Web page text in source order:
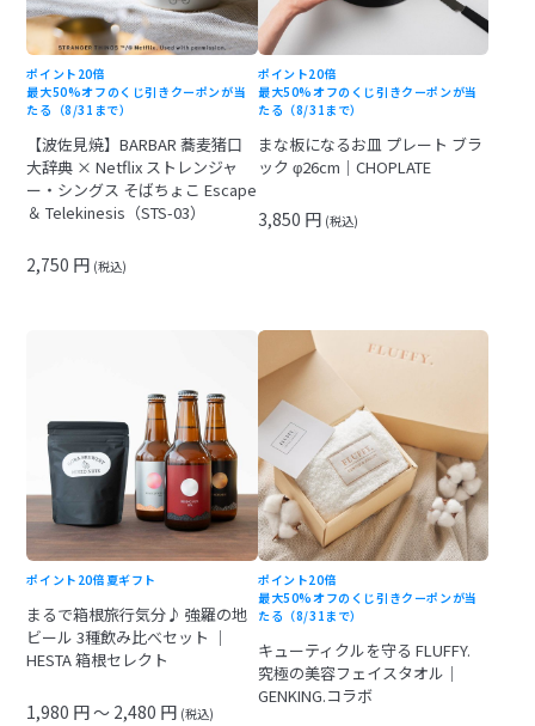
ポイント20倍
最大50%オフのくじ引きクーポンが当
たる（8/31まで）
【波佐見焼】BARBAR 蕎麦猪口
大辞典 × Netflix ストレンジャ
ー・シングス そばちょこ Escape
＆ Telekinesis（STS-03）
2,750 円 (税込)
ポイント20倍
最大50%オフのくじ引きクーポンが当
たる（8/31まで）
まな板になるお皿 プレート ブラ
ック φ26cm｜CHOPLATE
3,850 円 (税込)
ポイント20倍 夏ギフト
まるで箱根旅行気分♪ 強羅の地
ビール 3種飲み比べセット ｜
HESTA 箱根セレクト
1,980 円 ～ 2,480 円 (税込)
ポイント20倍
最大50%オフのくじ引きクーポンが当
たる（8/31まで）
キューティクルを守る FLUFFY.
究極の美容フェイスタオル｜
GENKING.コラボ